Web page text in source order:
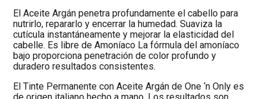
El Aceite Argán penetra profundamente el cabello para
nutrirlo, repararlo y encerrar la humedad. Suaviza la
cutícula instantáneamente y mejorar la elasticidad del
cabelle. Es libre de Amoníaco La fórmula del amoníaco
bajo proporciona penetración de color profundo y
duradero resultados consistentes.
El Tinte Permanente con Aceite Argán de One ‘n Only es